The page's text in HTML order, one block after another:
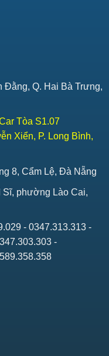
Đằng, Q. Hai Bà Trưng,
Tòa S1.07
Xiển, P. Long Bình,
8, Cẩm Lệ, Đà Nẵng
Sĩ, phường Lào Cai,
- 0347.313.313 -
-